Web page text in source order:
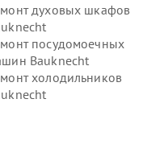
духовых шкафов
посудомоечных
Bauknecht
холодильников